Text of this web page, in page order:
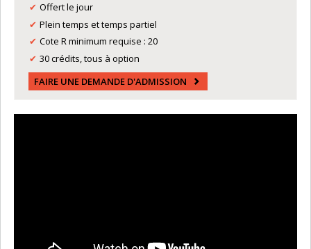
Offert le jour
Plein temps et temps partiel
Cote R minimum requise : 20
30 crédits, tous à option
FAIRE UNE DEMANDE D'ADMISSION